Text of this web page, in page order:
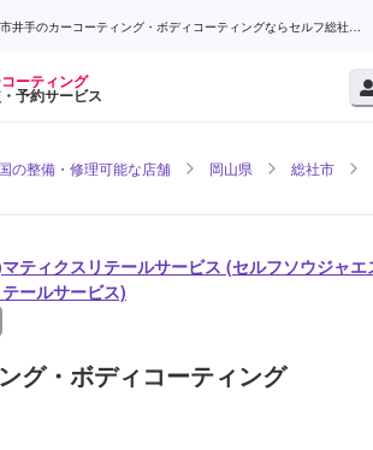
井手のカーコーティング・ボディコーティングならセルフ総社
ーティング
予約サービス
の整備・修理可能な店舗 岡山県 総社市
ティクスリテールサービス (セルフソウジャエ
ールサービス)
グ・ボディコーティング